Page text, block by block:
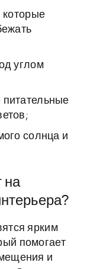
которые
углом
питательные
солнца и
на
ярким
помогает
и